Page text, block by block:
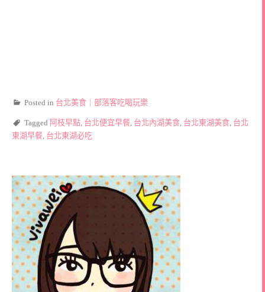
Posted in 台北美食｜部落客吃喝玩樂
Tagged 阿枝早點 台北便宜早餐 台北內湖美食 台北東湖美食 台北
東湖早餐 台北東湖必吃